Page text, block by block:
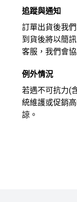
追蹤與通知
訂單出貨後我
到貨後將以簡
客服，我們會
例外情況
若遇不可抗力(
統維護或促銷
諒。